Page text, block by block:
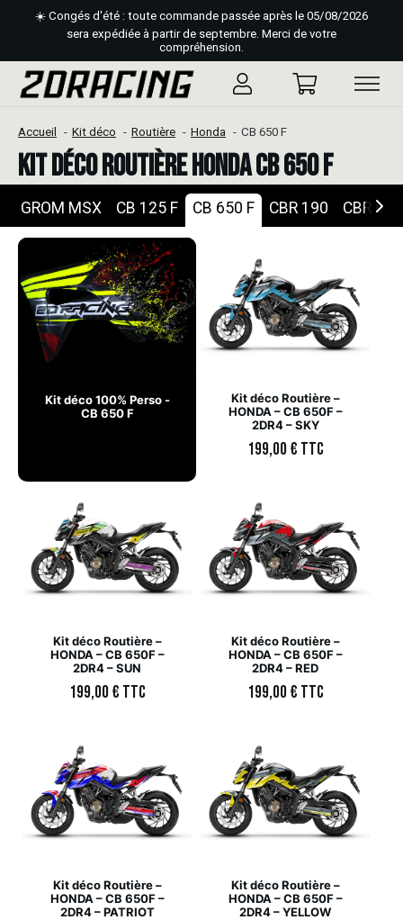
☀️ Congés d'été : toute commande passée après le 05/08/2026
sera expédiée à partir de septembre. Merci de votre
compréhension.
Accueil Kit déco Routière Honda CB 650 F
Kit déco Routière Honda CB 650 F
GROM MSX CB 125 F CB 650 F CBR 190 CBR
Kit déco 100% Perso -
CB 650 F
Kit déco Routière –
HONDA – CB 650F –
2DR4 – SKY
199,00€ TTC
Kit déco Routière –
HONDA – CB 650F –
2DR4 – SUN
199,00€ TTC
Kit déco Routière –
HONDA – CB 650F –
2DR4 – RED
199,00€ TTC
Kit déco Routière –
HONDA – CB 650F –
2DR4 – PATRIOT
Kit déco Routière –
HONDA – CB 650F –
2DR4 – YELLOW